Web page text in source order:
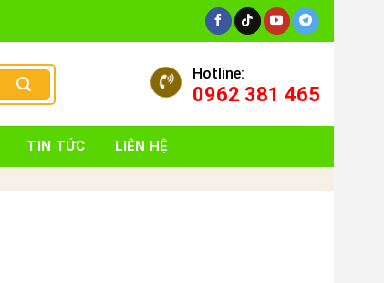
Hotline:
0962 381 465
TIN TỨC LIÊN HỆ